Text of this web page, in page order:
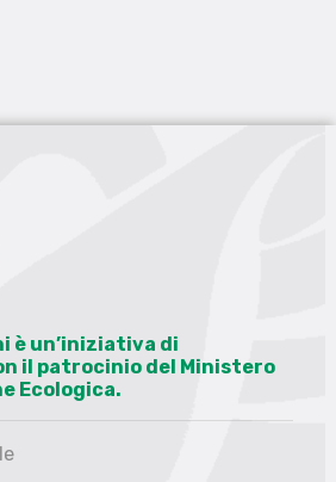
è un’iniziativa di
il patrocinio del Ministero
Ecologica.